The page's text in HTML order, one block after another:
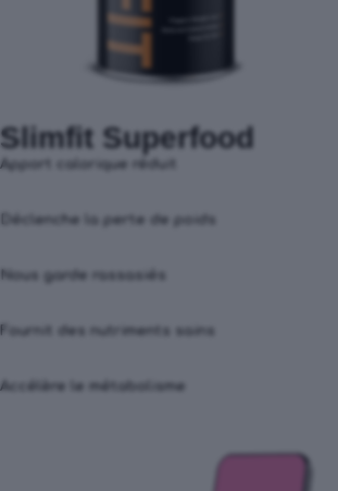
Slimfit Superfood
Apport calorique réduit
Déclenche la perte de poids
Nous garde rassasiés
Fournit des nutriments sains
Accélère le métabolisme